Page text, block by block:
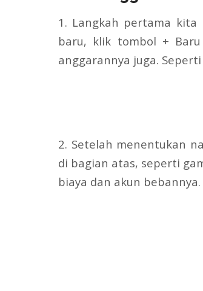
1. Langkah pertama
baru, klik tombol +
anggarannya juga.
2. Setelah menentukan
di bagian atas, seperti
biaya dan akun bebannya.